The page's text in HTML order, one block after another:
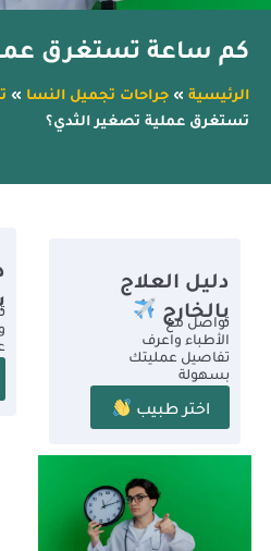
كم ساعة تستغرق
الرئيسية » جراحات تجميل النسا »
تستغرق عملية تصغير الثدي؟
دليل العلاج
بالخارج
تواصل مع
الأطباء واعرف
تفاصيل عمليتك
بسهولة
اختر طبيب